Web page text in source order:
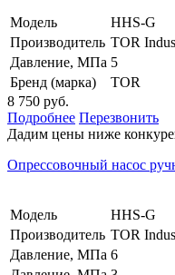
Модель
HHS-G
Производитель TOR
Давление, МПа 5
Бренд (марка)
TOR
8 750 руб.
Подробнее Перезвонить
Дадим цены ниже
Опрессовочный насос
Модель
HHS-G
Производитель TOR
Давление, МПа 6